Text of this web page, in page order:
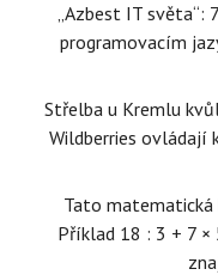
„Azbest IT světa“:
programovacím
Střelba u Kremlu
Wildberries ovládají
Tato matematická
Příklad 18 : 3 + 7